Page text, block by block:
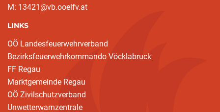
M: 13421@vb.ooelfv.at
LINKS
OÖ Landesfeuerwehrverband
Bezirksfeuerwehrkommando Vöcklabruck
FF Regau
Marktgemeinde Regau
OÖ Zivilschutzverband
Unwetterwarnzentrale